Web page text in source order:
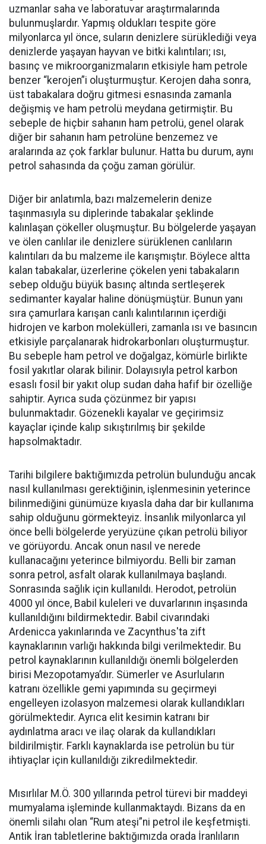
uzmanlar saha ve laboratuvar araştırmalarında
bulunmuşlardır. Yapmış oldukları tespite göre
milyonlarca yıl önce, suların denizlere sürüklediği veya
denizlerde yaşayan hayvan ve bitki kalıntıları; ısı,
basınç ve mikroorganizmaların etkisiyle ham petrole
benzer “kerojen”i oluşturmuştur. Kerojen daha sonra,
üst tabakalara doğru gitmesi esnasında zamanla
değişmiş ve ham petrolü meydana getirmiştir. Bu
sebeple de hiçbir sahanın ham petrolü, genel olarak
diğer bir sahanın ham petrolüne benzemez ve
aralarında az çok farklar bulunur. Hatta bu durum, aynı
petrol sahasında da çoğu zaman görülür.
Diğer bir anlatımla, bazı malzemelerin denize
taşınmasıyla su diplerinde tabakalar şeklinde
kalınlaşan çökeller oluşmuştur. Bu bölgelerde yaşayan
ve ölen canlılar ile denizlere sürüklenen canlıların
kalıntıları da bu malzeme ile karışmıştır. Böylece altta
kalan tabakalar, üzerlerine çökelen yeni tabakaların
sebep olduğu büyük basınç altında sertleşerek
sedimanter kayalar haline dönüşmüştür. Bunun yanı
sıra çamurlara karışan canlı kalıntılarının içerdiği
hidrojen ve karbon molekülleri, zamanla ısı ve basıncın
etkisiyle parçalanarak hidrokarbonları oluşturmuştur.
Bu sebeple ham petrol ve doğalgaz, kömürle birlikte
fosil yakıtlar olarak bilinir. Dolayısıyla petrol karbon
esaslı fosil bir yakıt olup sudan daha hafif bir özelliğe
sahiptir. Ayrıca suda çözünmez bir yapısı
bulunmaktadır. Gözenekli kayalar ve geçirimsiz
kayaçlar içinde kalıp sıkıştırılmış bir şekilde
hapsolmaktadır.
Tarihi bilgilere baktığımızda petrolün bulunduğu ancak
nasıl kullanılması gerektiğinin, işlenmesinin yeterince
bilinmediğini günümüze kıyasla daha dar bir kullanıma
sahip olduğunu görmekteyiz. İnsanlık milyonlarca yıl
önce belli bölgelerde yeryüzüne çıkan petrolü biliyor
ve görüyordu. Ancak onun nasıl ve nerede
kullanacağını yeterince bilmiyordu. Belli bir zaman
sonra petrol, asfalt olarak kullanılmaya başlandı.
Sonrasında sağlık için kullanıldı. Herodot, petrolün
4000 yıl önce, Babil kuleleri ve duvarlarının inşasında
kullanıldığını bildirmektedir. Babil civarındaki
Ardenicca yakınlarında ve Zacynthus'ta zift
kaynaklarının varlığı hakkında bilgi verilmektedir. Bu
petrol kaynaklarının kullanıldığı önemli bölgelerden
birisi Mezopotamya’dır. Sümerler ve Asurluların
katranı özellikle gemi yapımında su geçirmeyi
engelleyen izolasyon malzemesi olarak kullandıkları
görülmektedir. Ayrıca elit kesimin katranı bir
aydınlatma aracı ve ilaç olarak da kullandıkları
bildirilmiştir. Farklı kaynaklarda ise petrolün bu tür
ihtiyaçlar için kullanıldığı zikredilmektedir.
Mısırlılar M.Ö. 300 yıllarında petrol türevi bir maddeyi
mumyalama işleminde kullanmaktaydı. Bizans da en
önemli silahı olan “Rum ateşi”ni petrol ile keşfetmişti.
Antik İran tabletlerine baktığımızda orada İranlıların